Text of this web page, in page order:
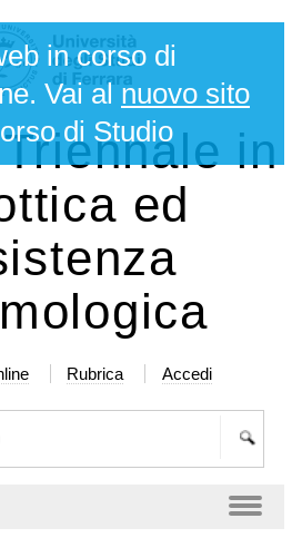
in corso di
Vai alnuovo sito
di Studio
in
ed
Rubrica Accedi